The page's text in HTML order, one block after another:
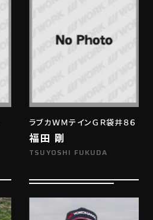
ラブカＷＭテインＧＲ袋井８６
福田 剛
TSUYOSHI FUKUDA